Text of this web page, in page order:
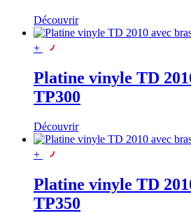
Découvrir
+
Platine vinyle TD
TP300
Découvrir
+
Platine vinyle TD
TP350